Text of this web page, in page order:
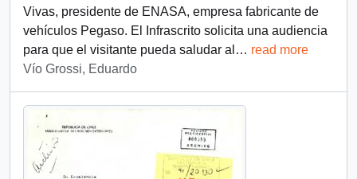
Vivas, presidente de ENASA, empresa fabricante de
vehículos Pegaso. El Infrascrito solicita una audiencia
para que el visitante pueda saludar al … read more
Vío Grossi, Eduardo